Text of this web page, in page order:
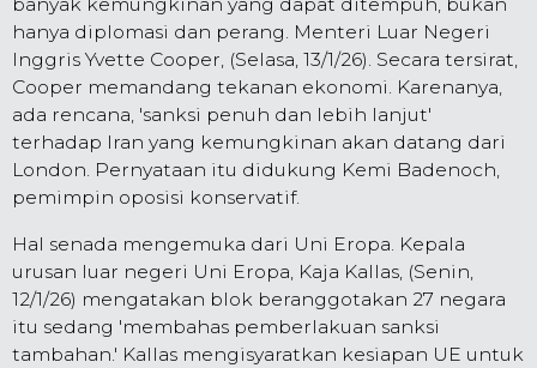
hanya diplomasi dan perang. Menteri Luar Negeri
Inggris Yvette Cooper, (Selasa, 13/1/26). Secara tersirat,
Cooper memandang tekanan ekonomi. Karenanya,
ada rencana, 'sanksi penuh dan lebih lanjut'
terhadap Iran yang kemungkinan akan datang dari
London. Pernyataan itu didukung Kemi Badenoch,
pemimpin oposisi konservatif.
Hal senada mengemuka dari Uni Eropa. Kepala
urusan luar negeri Uni Eropa, Kaja Kallas, (Senin,
12/1/26) mengatakan blok beranggotakan 27 negara
itu sedang 'membahas pemberlakuan sanksi
tambahan.' Kallas mengisyaratkan kesiapan UE untuk